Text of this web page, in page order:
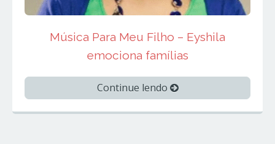
Música Para Meu Filho – Eyshila
emociona famílias
Continue lendo